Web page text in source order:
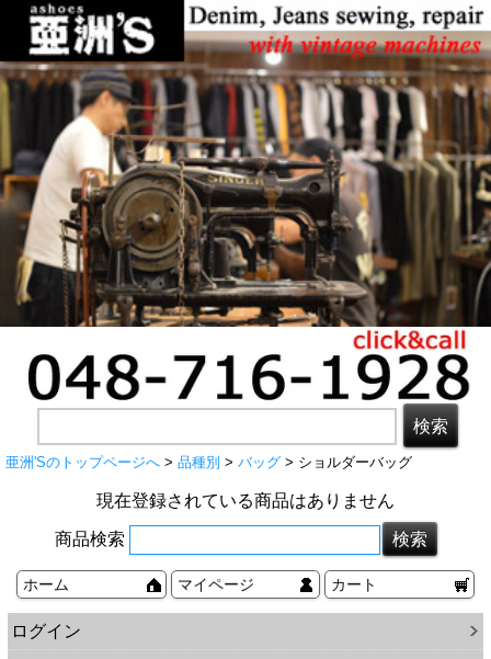
亜洲'Sのトップページへ > 品種別 > バッグ > ショルダーバッグ
現在登録されている商品はありません
商品検索
ホーム マイページ カート
ログイン